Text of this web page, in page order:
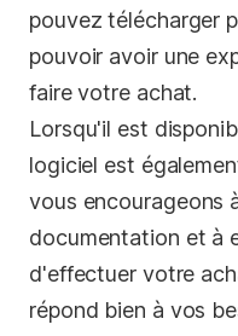
Support
Confidentialité
Conditions
Politique de
remboursement
pouvez télécharger
pouvoir avoir une
faire votre achat.
Lorsqu'il est
logiciel est
vous encourageons
documentation et à
d'effectuer votre
répond bien à vos